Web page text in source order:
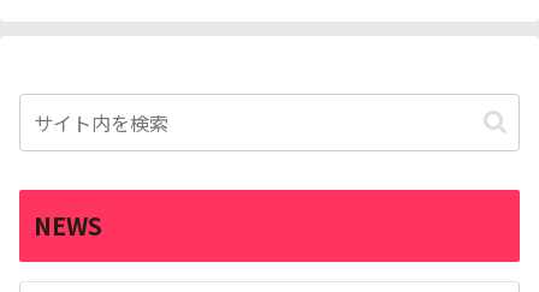
NEWS